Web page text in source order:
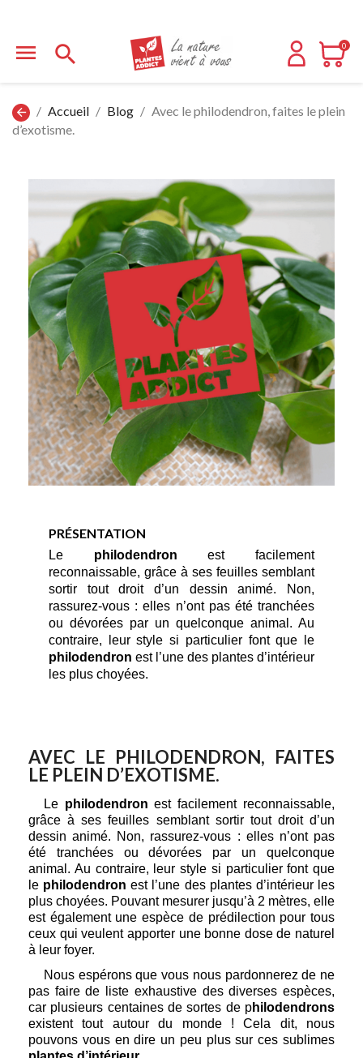
  0
arrow_back Accueil Blog
Avec le philodendron, faites le plein
d’exotisme.
PRÉSENTATION
Le philodendron est facilement
reconnaissable, grâce à ses feuilles semblant
sortir tout droit d’un dessin animé. Non,
rassurez-vous : elles n’ont pas été tranchées
ou dévorées par un quelconque animal. Au
philodendron est l’une des plantes d’intérieur
les plus choyées.
AVEC LE PHILODENDRON, FAITES
LE PLEIN D’EXOTISME.
Le philodendron est facilement reconnaissable,
grâce à ses feuilles semblant sortir tout droit d’un
dessin animé. Non, rassurez-vous : elles n’ont pas
été tranchées ou dévorées par un quelconque
animal. Au contraire, leur style si particulier font que
le philodendron est l’une des plantes d’intérieur les
plus choyées. Pouvant mesurer jusqu’à 2 mètres, elle
est également une espèce de prédilection pour tous
ceux qui veulent apporter une bonne dose de naturel
à leur foyer.
Nous espérons que vous nous pardonnerez de ne
pas faire de liste exhaustive des diverses espèces,
car plusieurs centaines de sortes de philodendrons
existent tout autour du monde ! Cela dit, nous